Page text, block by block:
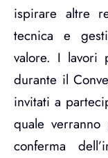
ispirare altre
tecnica e
valore. I lavori
durante il
invitati a
quale
conferma